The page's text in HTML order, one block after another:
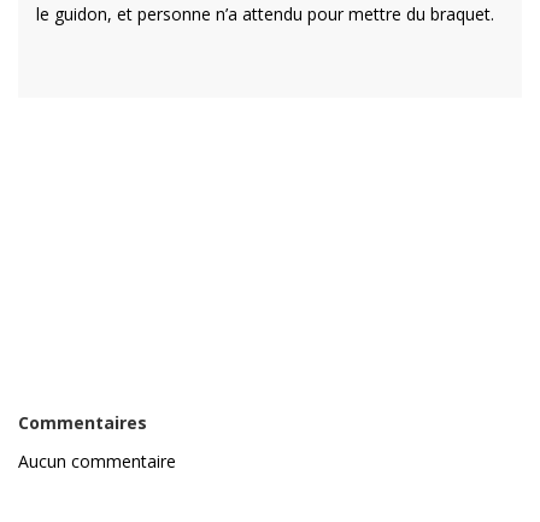
le guidon, et personne n’a attendu pour mettre du braquet.
Commentaires
Aucun commentaire